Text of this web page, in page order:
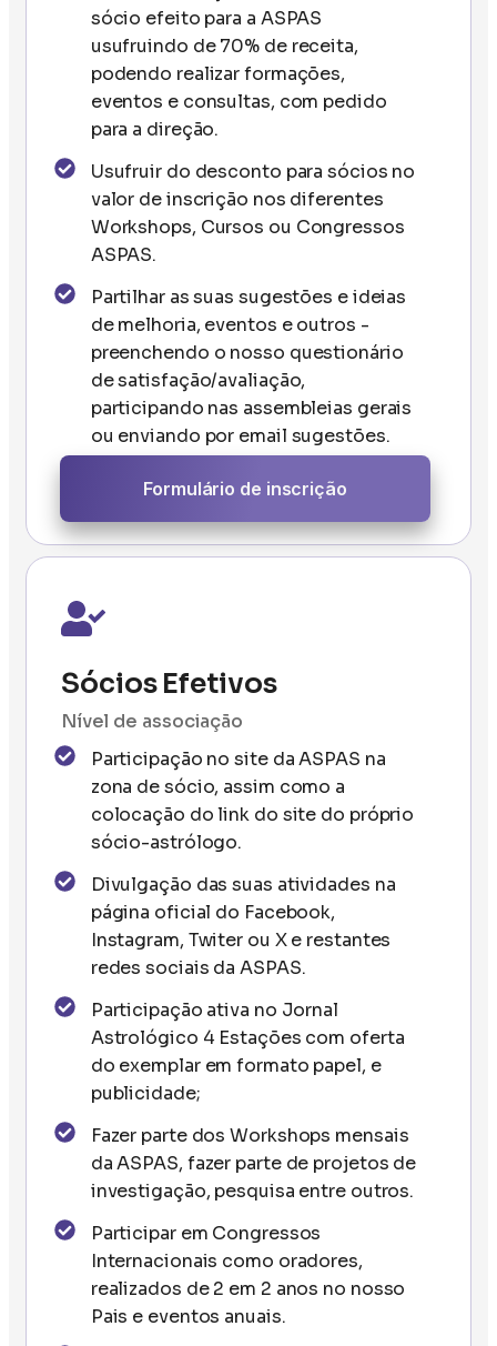
sócio efeito para a ASPAS
usufruindo de 70% de receita,
podendo realizar formações,
eventos e consultas, com pedido
para a direção.
Usufruir do desconto para sócios no
valor de inscrição nos diferentes
Workshops, Cursos ou Congressos
ASPAS.
Partilhar as suas sugestões e ideias
de melhoria, eventos e outros -
preenchendo o nosso questionário
de satisfação/avaliação,
participando nas assembleias gerais
ou enviando por email sugestões.
Formulário de inscrição
Sócios Efetivos
Nível de associação
Participação no site da ASPAS na
zona de sócio, assim como a
colocação do link do site do próprio
sócio-astrólogo.
Divulgação das suas atividades na
página oficial do Facebook,
Instagram, Twiter ou X e restantes
redes sociais da ASPAS.
Participação ativa no Jornal
Astrológico 4 Estações com oferta
do exemplar em formato papel, e
publicidade;
Fazer parte dos Workshops mensais
da ASPAS, fazer parte de projetos de
investigação, pesquisa entre outros.
Participar em Congressos
Internacionais como oradores,
realizados de 2 em 2 anos no nosso
Pais e eventos anuais.